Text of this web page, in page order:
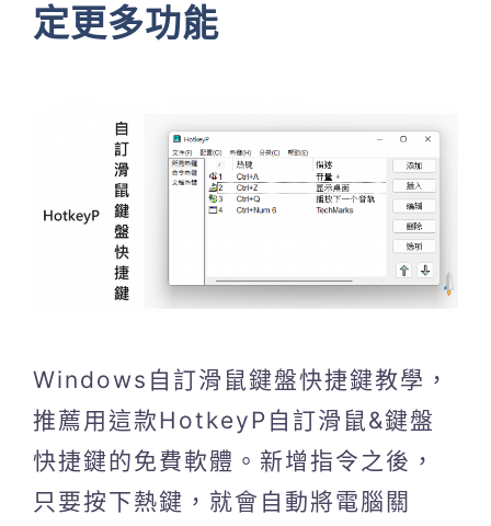
定更多功能
Windows自訂滑鼠鍵盤快捷鍵教學，
推薦用這款HotkeyP自訂滑鼠&鍵盤
快捷鍵的免費軟體。新增指令之後，
只要按下熱鍵，就會自動將電腦關